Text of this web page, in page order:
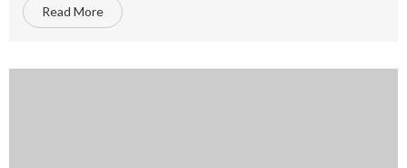
Read More